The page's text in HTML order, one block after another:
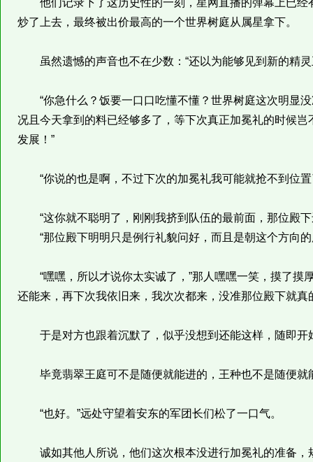
他们记录下了这历史性的一刻，星网直播的弹幕上已经
炒了上去，最终被出价最高的一个世界树庭从属星拿下。
虽然遗憾的声音也不在少数：“还以为能够见到新的精
“你急什么？饭要一口口吃懂不懂？世界树庭这次明显没
况且今天拿到的料已经够多了，等下次真正加冕礼的时候
发展！”
“你说的也是啊，不过下次的加冕礼我可能就抢不到位置
“这你就不聪明了，刚刚我挤到队伍的最前面，那位殿下
“那位殿下明明只是例行礼貌问好，而且是朝这个方向的
“嘿嘿，所以才说你太实诚了，”那人嘿嘿一笑，摸了摸
还能来，再下次我依旧来，我次次都来，没准那位殿下就真
于是对方也跟着沉默了，似乎没想到还能这样，随即开
毕竟翡翠王庭可不是随便就能进的，王种也不是随便就
“也好。”远处守望着安东的军团长们松了一口气。
诚如其他人所说，他们这次根本没进行加冕礼的准备，